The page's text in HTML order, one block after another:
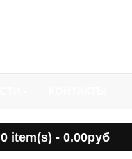
0 item(s) - 0.00руб